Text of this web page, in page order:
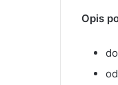
Opis